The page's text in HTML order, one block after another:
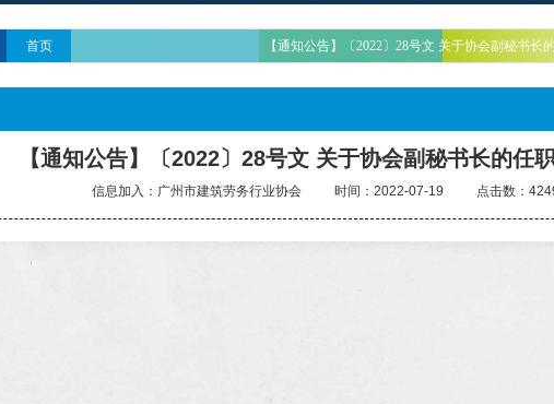
首页 【通知公告】〔2022〕28号文 关于协会副秘书长
【通知公告】〔2022〕28号文 关于协会副秘书长的任
信息加入：广州市建筑劳务行业协会 时间：2022-07-19 点击数：